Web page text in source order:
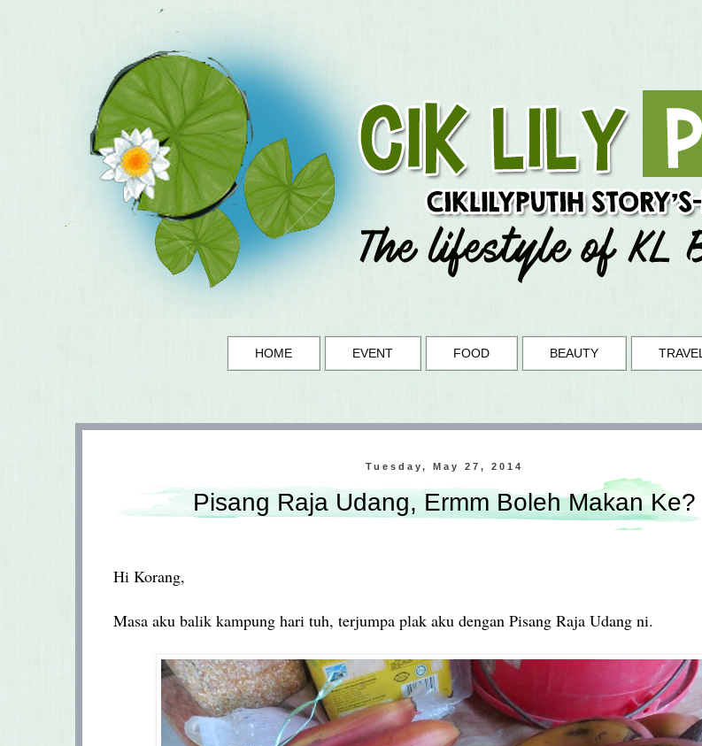
HOME EVENT FOOD BEAUTY TRAVEL
Tuesday, May 27, 2014
Pisang Raja Udang, Ermm Boleh Makan Ke?
Hi Korang,
Masa aku balik kampung hari tuh, terjumpa plak aku dengan Pisang Raja Udang ni.